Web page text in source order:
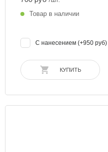
Товар в наличии
С нанесением (+950 руб)
КУПИТЬ